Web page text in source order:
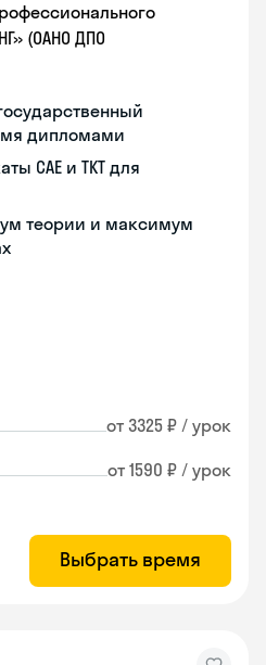
(ОАНО ДПО
дипломами
CAE и TKT для
теории и максимум
от 3325 ₽ / урок
от 1590 ₽ / урок
Выбрать время